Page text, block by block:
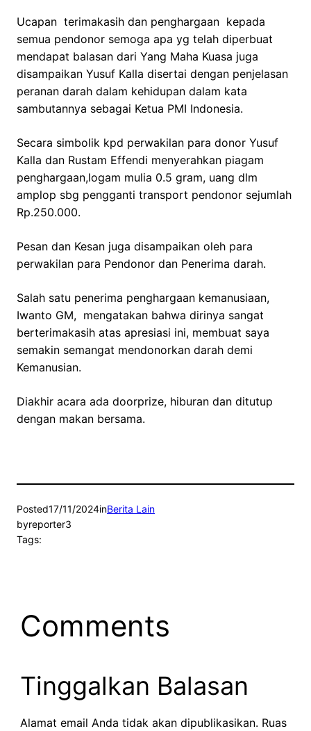
Ucapan terimakasih dan penghargaan kepada
semua pendonor semoga apa yg telah diperbuat
mendapat balasan dari Yang Maha Kuasa juga
disampaikan Yusuf Kalla disertai dengan penjelasan
peranan darah dalam kehidupan dalam kata
sambutannya sebagai Ketua PMI Indonesia.
Secara simbolik kpd perwakilan para donor Yusuf
Kalla dan Rustam Effendi menyerahkan piagam
penghargaan,logam mulia 0.5 gram, uang dlm
amplop sbg pengganti transport pendonor sejumlah
Rp.250.000.
Pesan dan Kesan juga disampaikan oleh para
perwakilan para Pendonor dan Penerima darah.
Salah satu penerima penghargaan kemanusiaan,
Iwanto GM, mengatakan bahwa dirinya sangat
berterimakasih atas apresiasi ini, membuat saya
semakin semangat mendonorkan darah demi
Kemanusian.
Diakhir acara ada doorprize, hiburan dan ditutup
dengan makan bersama.
Posted17/11/2024inBerita Lain
byreporter3
Tags:
Comments
Tinggalkan Balasan
Alamat email Anda tidak akan dipublikasikan. Ruas